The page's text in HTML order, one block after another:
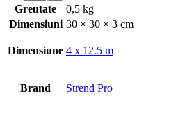
Greutate
0,5 kg
Dimensiuni 30 × 30 × 3 cm
Dimensiune 4 x 12.5 m
Brand Strend Pro